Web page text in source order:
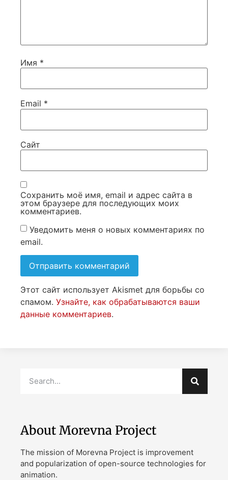
Имя *
Email *
Сайт
Сохранить моё имя, email и адрес сайта в
этом браузере для последующих моих
комментариев.
Уведомить меня о новых комментариях по
email.
Этот сайт использует Akismet для борьбы со
спамом. Узнайте, как обрабатываются ваши
данные комментариев.
About Morevna Project
The mission of Morevna Project is improvement
and popularization of open-source technologies for
animation.